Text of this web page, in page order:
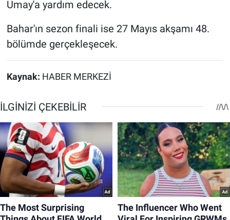
Umay'a yardım edecek.
Bahar'ın sezon finali ise 27 Mayıs akşamı 48.
bölümde gerçekleşecek.
Kaynak: HABER MERKEZİ